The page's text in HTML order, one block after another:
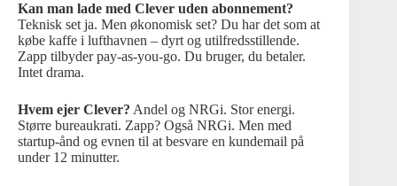
Kan man lade med Clever uden abonnement?
Teknisk set ja. Men økonomisk set? Du har det som at
købe kaffe i lufthavnen – dyrt og utilfredsstillende.
Zapp tilbyder pay-as-you-go. Du bruger, du betaler.
Intet drama.
Hvem ejer Clever? Andel og NRGi. Stor energi.
Større bureaukrati. Zapp? Også NRGi. Men med
startup-ånd og evnen til at besvare en kundemail på
under 12 minutter.